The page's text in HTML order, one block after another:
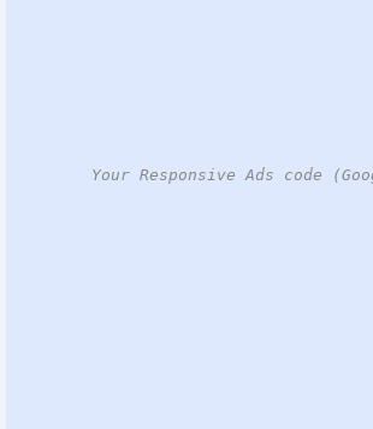
Your Responsive Ads code